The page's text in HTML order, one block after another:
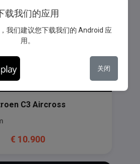
C3 Aircross
€ 10.900
载我们的应用
我们建议您下载我们的 Android 应
用。
关闭